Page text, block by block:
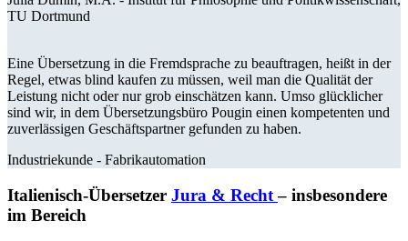
TU Dortmund
Eine Übersetzung in die Fremdsprache zu beauftragen, heißt in der
Regel, etwas blind kaufen zu müssen, weil man die Qualität der
Leistung nicht oder nur grob einschätzen kann. Umso glücklicher
sind wir, in dem Übersetzungsbüro Pougin einen kompetenten und
zuverlässigen Geschäftspartner gefunden zu haben.
Industriekunde - Fabrikautomation
Italienisch-Übersetzer Jura & Recht– insbesondere
im Bereich